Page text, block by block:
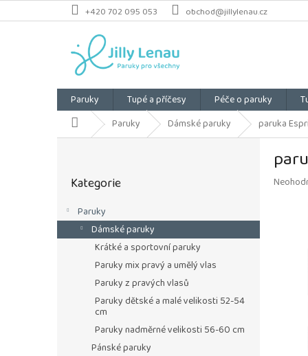
Přejít
na
+420 702 095 053 obchod@jillylenau.cz
Paruky Tupé a příčesy Péče o paruky
Domů Paruky Dámské paruky paruka
P
a
n
kategorie
Kategorie
Paruky
Dámské paruky
Krátké a sportovní paruky
Paruky mix pravý a umělý vlas
Paruky z pravých vlasů
Paruky dětské a malé velikosti 52-54
cm
Paruky nadměrné velikosti 56-60 cm
Pánské paruky